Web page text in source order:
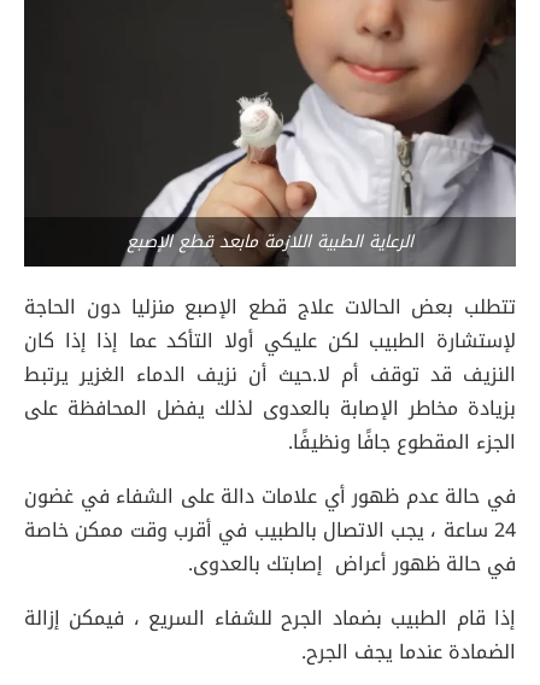
الرعاية الطبية اللازمة مابعد قطع الإصبع
تتطلب بعض الحالات علاج قطع الإصبع منزليا دون الحاجة
لإستشارة الطبيب لكن عليكي أولا التأكد عما إذا إذا كان
النزيف قد توقف أم لا.حيث أن نزيف الدماء الغزير يرتبط
بزيادة مخاطر الإصابة بالعدوى لذلك يفضل المحافظة على
الجزء المقطوع جافًا ونظيفًا.
في حالة عدم ظهور أي علامات دالة على الشفاء في غضون
24 ساعة ، يجب الاتصال بالطبيب في أقرب وقت ممكن خاصة
في حالة ظهور أعراض إصابتك بالعدوى.
إذا قام الطبيب بضماد الجرح للشفاء السريع ، فيمكن إزالة
الضمادة عندما يجف الجرح.